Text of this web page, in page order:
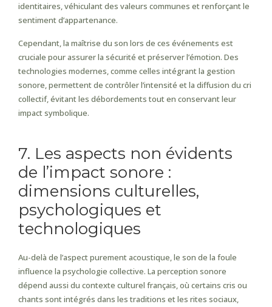
identitaires, véhiculant des valeurs communes et renforçant le
sentiment d’appartenance.
Cependant, la maîtrise du son lors de ces événements est
cruciale pour assurer la sécurité et préserver l’émotion. Des
technologies modernes, comme celles intégrant la gestion
sonore, permettent de contrôler l’intensité et la diffusion du cri
collectif, évitant les débordements tout en conservant leur
impact symbolique.
7. Les aspects non évidents
de l’impact sonore :
dimensions culturelles,
psychologiques et
technologiques
Au-delà de l’aspect purement acoustique, le son de la foule
influence la psychologie collective. La perception sonore
dépend aussi du contexte culturel français, où certains cris ou
chants sont intégrés dans les traditions et les rites sociaux,